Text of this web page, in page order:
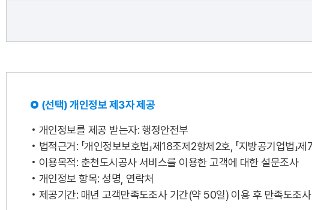
(선택) 개인정보 제3자 제공
개인정보를 제공 받는자: 행정안전부
법적근거: 「개인정보보호법」제18조제2항제2호, 「지방공기업법」
이용목적: 춘천도시공사 서비스를 이용한 고객에 대한 설문조사
개인정보 항목: 성명, 연락처
제공기간: 매년 고객만족도조사 기간(약 50일) 이용 후 만족도조사